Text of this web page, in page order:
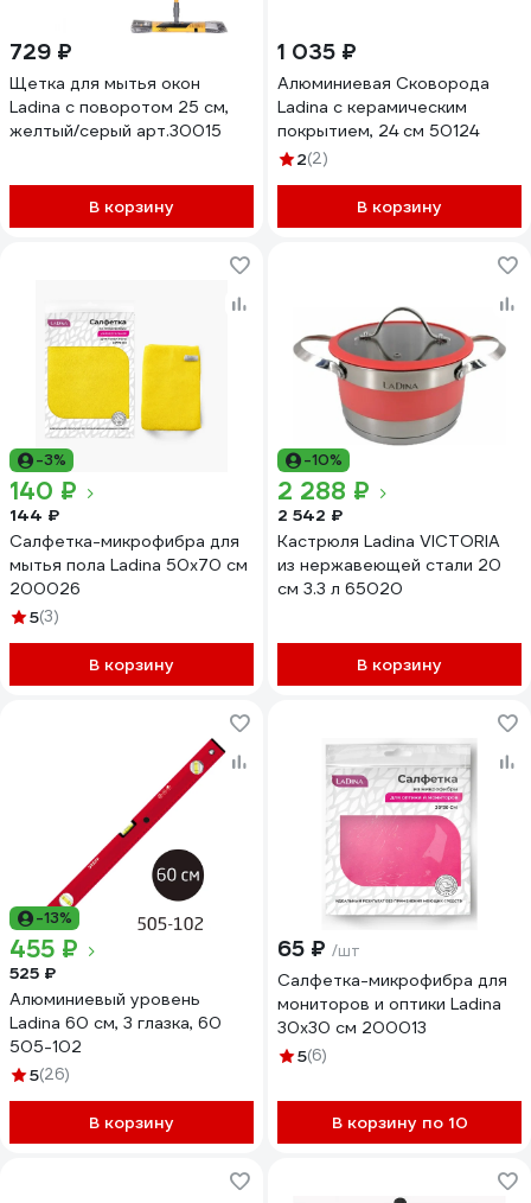
729 ₽
Щетка для мытья окон
Ladina с поворотом 25 см,
желтый/серый арт.30015
В корзину
1 035 ₽
Алюминиевая Сковорода
Ladina с керамическим
покрытием, 24 см 50124
2(2)
В корзину
-3%
140 ₽
144 ₽
Салфетка-микрофибра для
мытья пола Ladina 50x70 см
200026
5(3)
В корзину
-10%
2 288 ₽
2 542 ₽
Кастрюля Ladina VICTORIA
из нержавеющей стали 20
см 3.3 л 65020
В корзину
-13%
455 ₽
525 ₽
Алюминиевый уровень
Ladina 60 см, 3 глазка, 60
505-102
5(26)
В корзину
65 ₽ /шт
Салфетка-микрофибра для
мониторов и оптики Ladina
30x30 см 200013
5(6)
В корзину по 10